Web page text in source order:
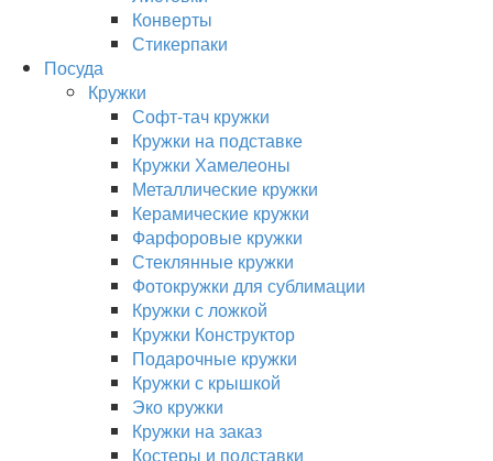
Конверты
Стикерпаки
Посуда
Кружки
Софт-тач кружки
Кружки на подставке
Кружки Хамелеоны
Металлические кружки
Керамические кружки
Фарфоровые кружки
Стеклянные кружки
Фотокружки для сублимации
Кружки с ложкой
Кружки Конструктор
Подарочные кружки
Кружки с крышкой
Эко кружки
Кружки на заказ
Костеры и подставки